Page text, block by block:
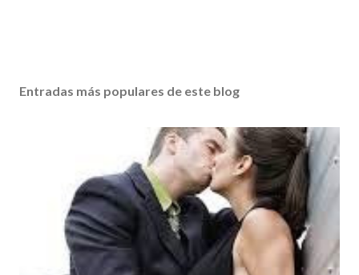
Entradas más populares de este blog